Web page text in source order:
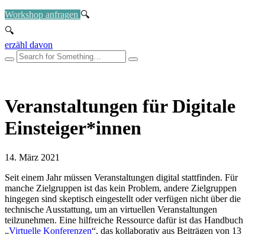
Workshop anfragen
erzähl davon
Veranstaltungen für Digitale
Einsteiger*innen
14. März 2021
Seit einem Jahr müssen Veranstaltungen digital stattfinden. Für
manche Zielgruppen ist das kein Problem, andere Zielgruppen
hingegen sind skeptisch eingestellt oder verfügen nicht über die
technische Ausstattung, um an virtuellen Veranstaltungen
teilzunehmen. Eine hilfreiche Ressource dafür ist das Handbuch
„Virtuelle Konferenzen“, das kollaborativ aus Beiträgen von 13